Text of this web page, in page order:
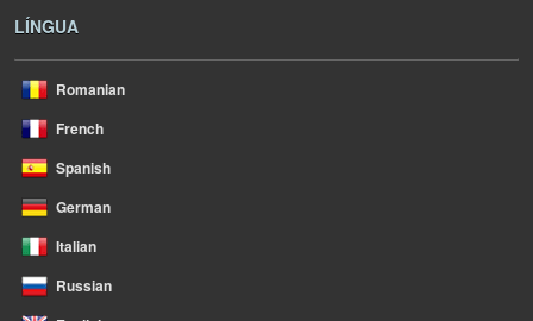
LÍNGUA
Romanian
French
Spanish
German
Italian
Russian